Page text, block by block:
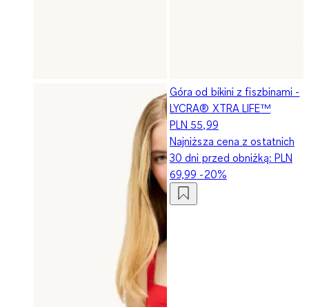
Góra od bikini z fiszbinami -
LYCRA® XTRA LIFE™
PLN 55,99
Najniższa cena z ostatnich
30 dni przed obniżką: PLN
69,99 -20%